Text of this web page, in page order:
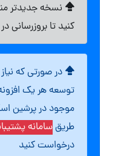
نسخه جدیدتر
کنید تا بروزرسانی
در صورتی که
توسعه هر یک
موجود در پرشین
طریقسامانه
درخواست کنید